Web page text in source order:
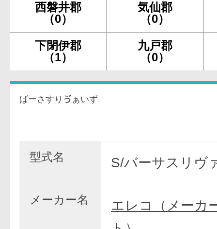
西磐井郡
（0）
気仙郡
（0）
下閉伊郡
（1）
九戸郡
（0）
ばーさすりゔぁいず
型式名 S/バーサスリヴ
メーカー名
エレコ（メーカ